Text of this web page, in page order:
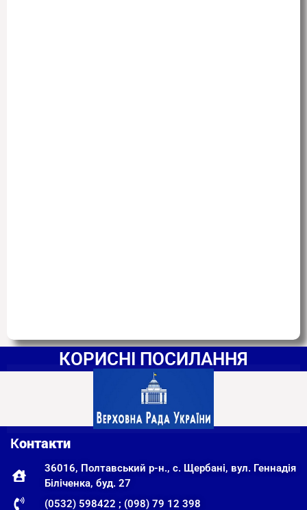
КОРИСНІ ПОСИЛАННЯ
Контакти
36016, Полтавський р-н., с. Щербані, вул. Геннадія
Біліченка, буд. 27
(0532) 598422 ; (098) 79 12 398